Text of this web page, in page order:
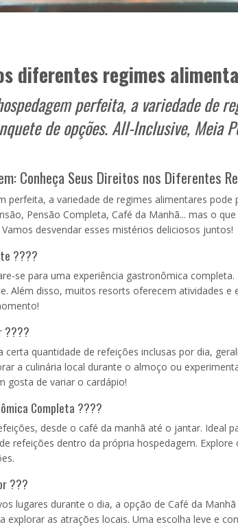
diferentes regimes
perfeita, a variedade de
de opções. All-Inclusive, Meia
Conheça Seus Direitos nos Diferentes
perfeita, a variedade de regimes alimentares pode
Pensão Completa, Café da Manhã... mas o
desvendar esses mistérios deliciosos juntos!
????
se para uma experiência gastronômica
Além disso, muitos resorts oferecem atividades e
????
quantidade de refeições inclusas por dia,
a culinária local durante o almoço ou
gosta de variar o cardápio!
Completa ????
desde o café da manhã até o jantar. Ideal
refeições dentro da própria hospedagem.
???
lugares durante o dia, a opção de Café da
explorar as atrações locais. Uma escolha leve e